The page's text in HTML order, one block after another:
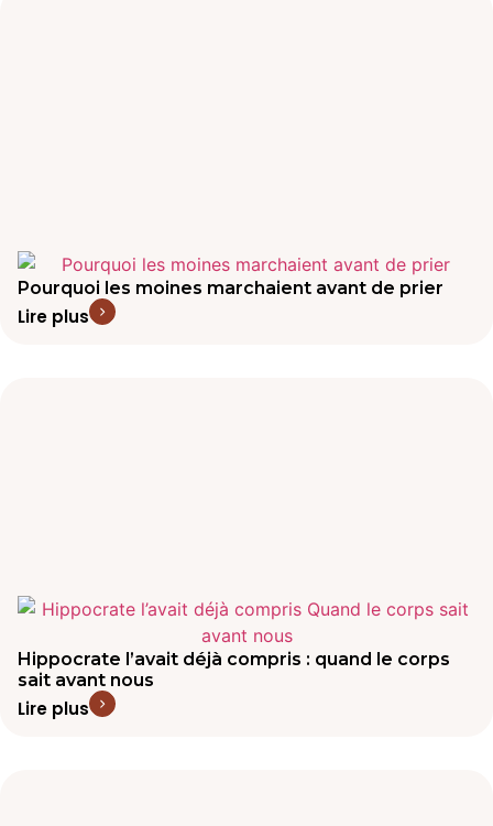
Pourquoi les moines marchaient avant de prier
Lire plus
Hippocrate l’avait déjà compris : quand le corps
sait avant nous
Lire plus